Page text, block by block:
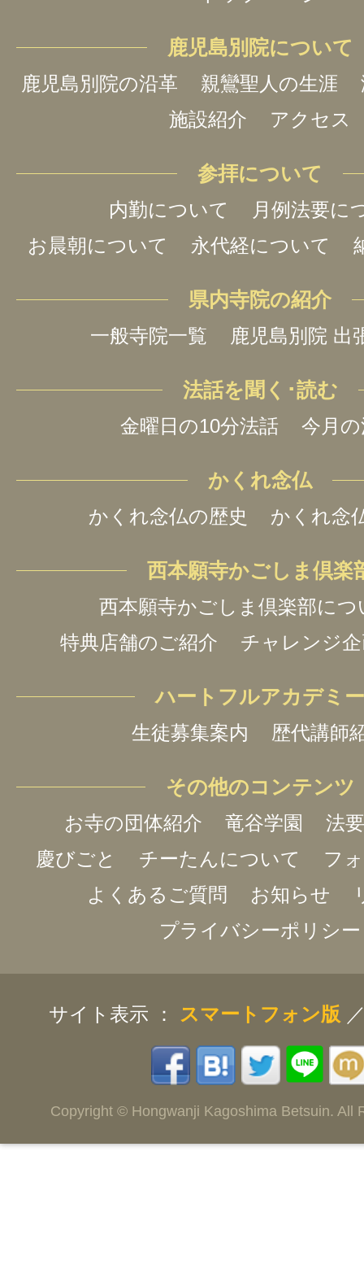
鹿児島別院について
鹿児島別院の沿革 親鸞聖人の生涯
施設紹介
アクセス
参拝について
内勤について
月例法要に
お晨朝について
永代経について
県内寺院の紹介
一般寺院一覧 鹿児島別院 出
法話を聞く･読む
金曜日の10分法話 今月
かくれ念仏
かくれ念仏の歴史 かくれ念
西本願寺かごしま倶楽
西本願寺かごしま倶楽部につ
特典店舗のご紹介
チャレンジ
ハートフルアカデミー
生徒募集案内 歴代講師
その他のコンテンツ
お寺の団体紹介 竜谷学園
法
慶びごと
チーたんについて
フ
よくあるご質問
お知らせ
プライバシーポリシー
サイト表示 ： スマートフォン版
Copyright © Hongwanji Kagoshima Betsuin. All